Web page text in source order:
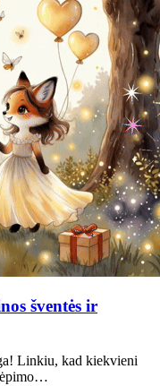
šventės ir
Linkiu, kad kiekvieni